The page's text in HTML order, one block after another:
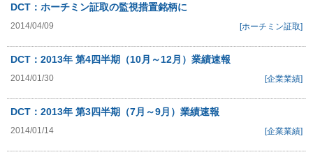
DCT：ホーチミン証取の監視措置銘柄に
2014/04/09 [ホーチミン証取]
DCT：2013年 第4四半期（10月～12月）業績速報
2014/01/30 [企業業績]
DCT：2013年 第3四半期（7月～9月）業績速報
2014/01/14 [企業業績]